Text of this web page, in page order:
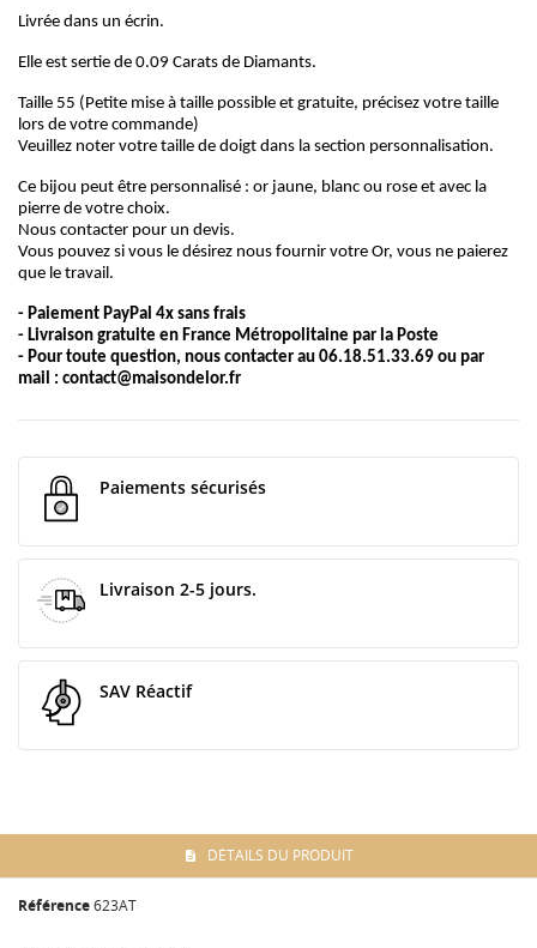
Livrée dans un écrin.
Elle est sertie de 0.09 Carats de Diamants.
Taille 55 (Petite mise à taille possible et gratuite, précisez votre taille
lors de votre commande)
Veuillez noter votre taille de doigt dans la section personnalisation.
Ce bijou peut être personnalisé : or jaune, blanc ou rose et avec la
pierre de votre choix.
Nous contacter pour un devis.
Vous pouvez si vous le désirez nous fournir votre Or, vous ne paierez
que le travail.
- Paiement PayPal 4x sans frais
- Livraison gratuite en France Métropolitaine par la Poste
- Pour toute question, nous contacter au 06.18.51.33.69 ou par
mail : contact@maisondelor.fr
Paiements sécurisés
Livraison 2-5 jours.
SAV Réactif
DÉTAILS DU PRODUIT
Référence623AT